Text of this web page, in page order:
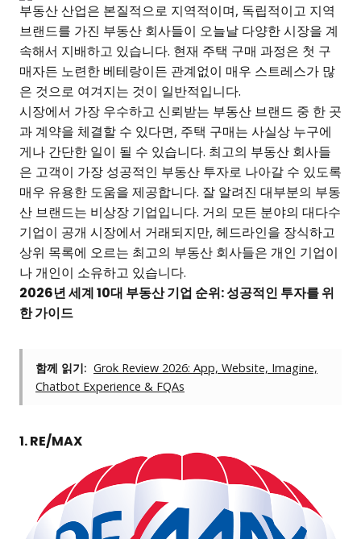
부동산 산업은 본질적으로 지역적이며, 독립적이고 지역
브랜드를 가진 부동산 회사들이 오늘날 다양한 시장을 계
속해서 지배하고 있습니다. 현재 주택 구매 과정은 첫 구
매자든 노련한 베테랑이든 관계없이 매우 스트레스가 많
은 것으로 여겨지는 것이 일반적입니다.
시장에서 가장 우수하고 신뢰받는 부동산 브랜드 중 한 곳
과 계약을 체결할 수 있다면, 주택 구매는 사실상 누구에
게나 간단한 일이 될 수 있습니다. 최고의 부동산 회사들
은 고객이 가장 성공적인 부동산 투자로 나아갈 수 있도록
매우 유용한 도움을 제공합니다. 잘 알려진 대부분의 부동
산 브랜드는 비상장 기업입니다. 거의 모든 분야의 대다수
기업이 공개 시장에서 거래되지만, 헤드라인을 장식하고
상위 목록에 오르는 최고의 부동산 회사들은 개인 기업이
나 개인이 소유하고 있습니다.
2026년 세계 10대 부동산 기업 순위: 성공적인 투자를 위
한 가이드
함께 읽기: Grok Review 2026: App, Website, Imagine,
Chatbot Experience & FQAs
1. RE/MAX